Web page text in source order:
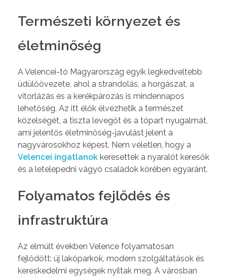
Természeti környezet és
életminőség
A Velencei-tó Magyarország egyik legkedveltebb
üdülőövezete, ahol a strandolás, a horgászat, a
vitorlázás és a kerékpározás is mindennapos
lehetőség. Az itt élők élvezhetik a természet
közelségét, a tiszta levegőt és a tópart nyugalmát,
ami jelentős életminőség-javulást jelent a
nagyvárosokhoz képest. Nem véletlen, hogy a
Velencei ingatlanok keresettek a nyaralót keresők
és a letelepedni vágyó családok körében egyaránt.
Folyamatos fejlődés és
infrastruktúra
Az elmúlt években Velence folyamatosan
fejlődött: új lakóparkok, modern szolgáltatások és
kereskedelmi egységek nyíltak meg. A városban